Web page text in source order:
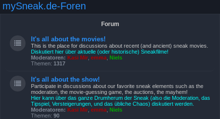
mySneak.de-Foren
Forum
It's all about the movies!
This is the place for discussions about recent (and ancient) sneak movies.
Diskutiert hier über aktuelle (oder historische) Sneakfilme!
Moderatoren: Kasi Mir emma Niels
Themen: 1317
It's all about the show!
Participate in discussions about our favorite sneak elements such as the
moderation, the movie-guessing game, the auctions, the mayhem!
Hier kann über das ganze Drumherum der Sneak (also die Moderation, das
Tipspiel, Versteigerungen, und das übliche Chaos) diskutiert werden.
Moderatoren: Kasi Mir emma Niels
Themen: 90